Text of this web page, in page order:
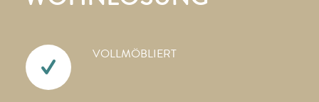
VOLLMÖBLIERT